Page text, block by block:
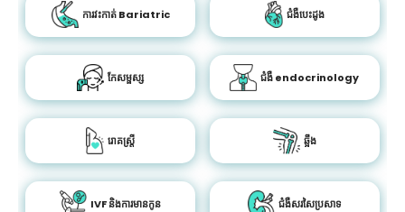
ការវះកាត់ Bariatric ជំងឺបេះដូង
កែសម្ផស្ស ជំងឺ endocrinology
រោគស្ត្រី ឆ្អឹង
IVF និងការមានកូន ជំងឺសរសៃប្រសាទ